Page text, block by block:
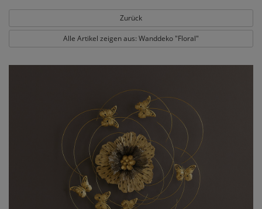
Zurück
Alle Artikel zeigen aus: Wanddeko "Floral"